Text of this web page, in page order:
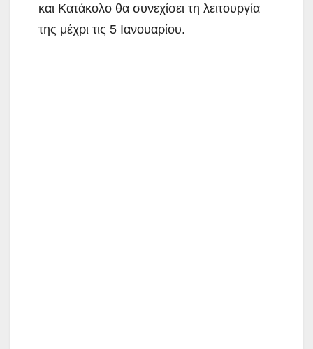
και Κατάκολο θα συνεχίσει τη λειτουργία
της μέχρι τις 5 Ιανουαρίου.